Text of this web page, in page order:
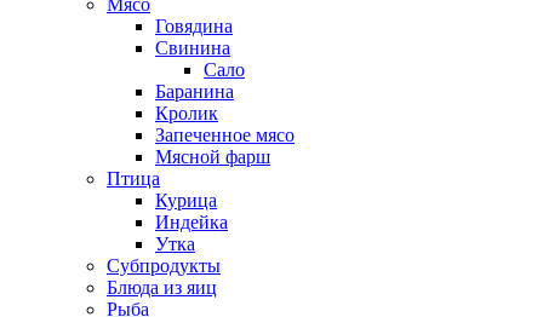
Мясо
Говядина
Свинина
Сало
Баранина
Кролик
Запеченное мясо
Мясной фарш
Птица
Курица
Индейка
Утка
Субпродукты
Блюда из яиц
Рыба